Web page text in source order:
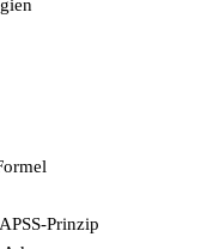
Prinzip